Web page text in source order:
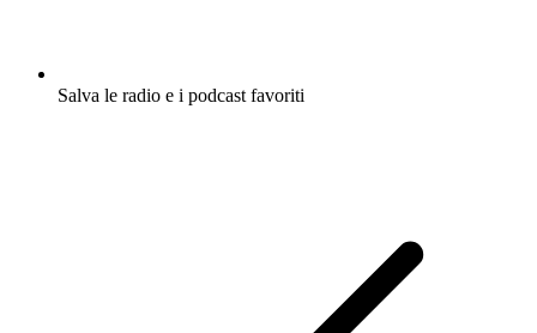
Salva le radio e i podcast favoriti